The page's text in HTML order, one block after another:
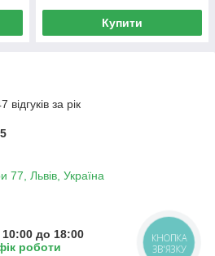
Купити
за рік
77, Львів, Україна
до 18:00
роботи
КНОПКА
ЗВ'ЯЗКУ